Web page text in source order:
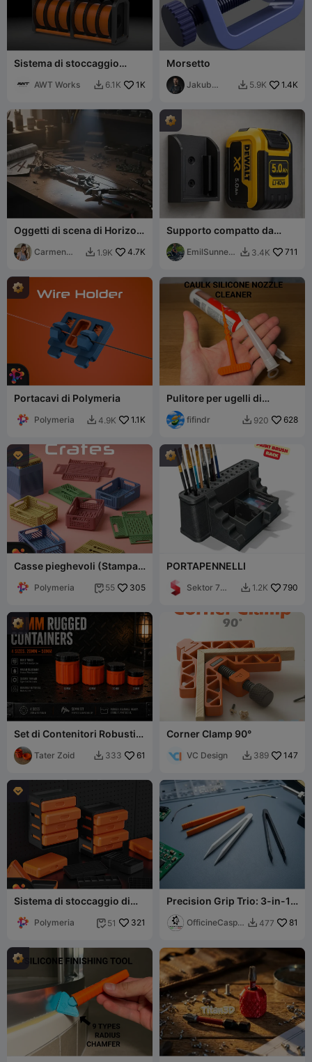
Sistema di stoccaggio
V1 (Testato e Rinforzato)
AWT Works  6.1K 1K
Morsetto
Jakub
 5.9K 1.4K
Oggetti di scena di Horizon
Zero Dawn
Carmen
 1.9K 4.7K
Supporto compatto da
parete per batterie DeWalt
20V/18V XR
EmilSunnerb  3.4K 711
Portacavi di Polymeria
Polymeria  4.9K 1.1K
Pulitore per ugelli di
sigillante / silicone
fifindr  920 628

Casse pieghevoli (Stampa
Polymeria  55 305
PORTAPENNELLI
Sektor 7
 1.2K 790
Set di Contenitori Robusti
da 50mm - 4 Pezzi
Tater Zoid  333 61
Corner Clamp 90°
VC Design  389 147

Sistema di stoccaggio di
Polymeria  51 321
Precision Grip Trio: 3-in-1
Tweezers Set
OfficineCaspe
 477 81